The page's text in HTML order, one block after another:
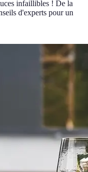
infaillibles ! De la
d'experts pour un